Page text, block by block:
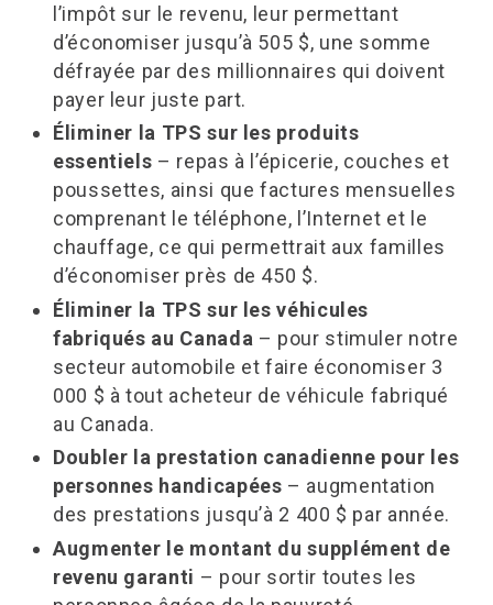
l’impôt sur le revenu, leur permettant
d’économiser jusqu’à 505 $, une somme
défrayée par des millionnaires qui doivent
payer leur juste part.
Éliminer la TPS sur les produits
essentiels – repas à l’épicerie, couches et
poussettes, ainsi que factures mensuelles
comprenant le téléphone, l’Internet et le
chauffage, ce qui permettrait aux familles
d’économiser près de 450 $.
Éliminer la TPS sur les véhicules
fabriqués au Canada – pour stimuler notre
secteur automobile et faire économiser 3
000 $ à tout acheteur de véhicule fabriqué
au Canada.
Doubler la prestation canadienne pour les
personnes handicapées – augmentation
des prestations jusqu’à 2 400 $ par année.
Augmenter le montant du supplément de
revenu garanti – pour sortir toutes les